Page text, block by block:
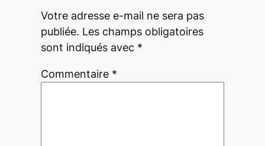
Votre adresse e-mail ne sera pas
publiée. Les champs obligatoires
sont indiqués avec *
Commentaire *